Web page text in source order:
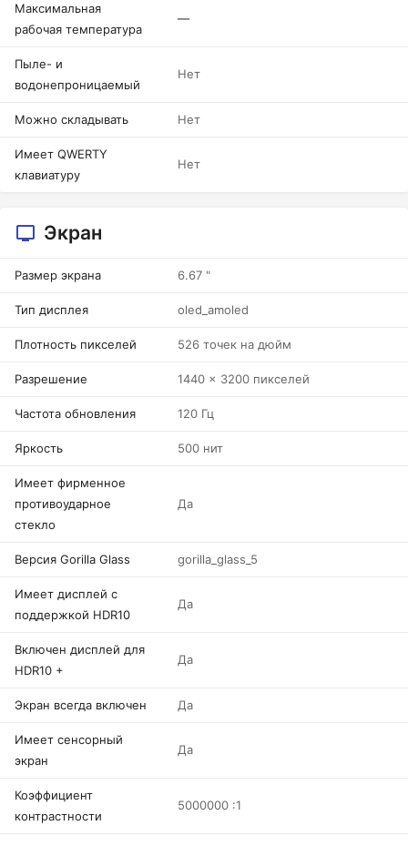
Максимальная
рабочая температура
—
Пыле- и
водонепроницаемый
Нет
Можно складывать Нет
Имеет QWERTY
клавиатуру
Нет
Экран
Размер экрана 6.67 "
Тип дисплея oled_amoled
Плотность пикселей 526 точек на дюйм
Разрешение 1440 x 3200 пикселей
Частота обновления 120 Гц
Яркость 500 нит
Имеет фирменное
противоударное
стекло
Да
Версия Gorilla Glass gorilla_glass_5
Имеет дисплей с
поддержкой HDR10
Да
Включен дисплей для
HDR10 +
Да
Экран всегда включен Да
Имеет сенсорный
экран
Да
Коэффициент
контрастности
5000000 :1